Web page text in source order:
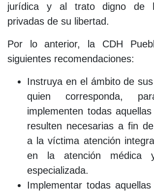
jurídica y al trato digno de
privadas de su libertad.
Por lo anterior, la CDH
siguientes recomendaciones:
Instruya en el ámbito de
quien corresponda,
implementen todas
resulten necesarias a fin
a la víctima atención
en la atención médica
especializada.
Implementar todas